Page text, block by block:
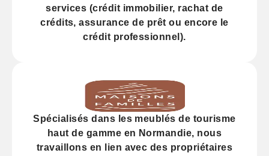
services (crédit immobilier, rachat de
crédits,assurance de prêt ou encore le
crédit professionnel).
Spécialisés dans les meublés de tourisme
haut de gamme en Normandie, nous
travaillons en lien avec des propriétaires